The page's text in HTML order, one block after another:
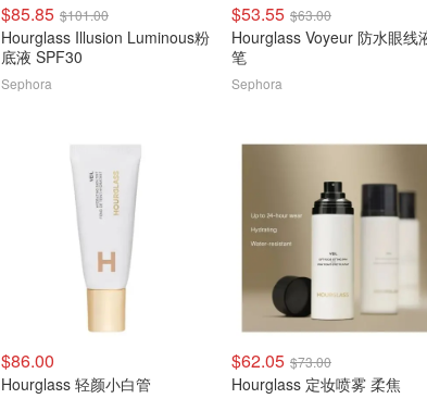
$85.85 $101.00
Hourglass Illusion Luminous粉
底液 SPF30
Sephora
$53.55 $63.00
Hourglass Voyeur 防水眼线
笔
Sephora
$86.00
Hourglass 轻颜小白管
$62.05 $73.00
Hourglass 定妆喷雾 柔焦